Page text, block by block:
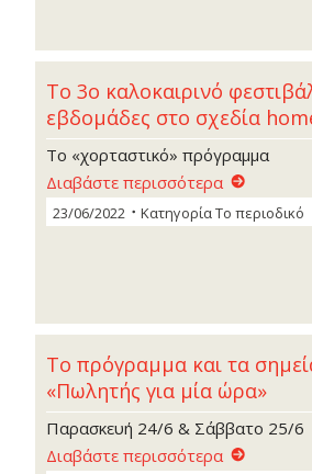
Το 3ο καλοκαιρινό
εβδομάδες στο σχεδία
Το «χορταστικό» πρόγραμμα
Διαβάστε περισσότερα
23/06/2022 ΚατηγορίαΤο περιοδικό
Το πρόγραμμα και τα
«Πωλητής για μία ώρα»
Παρασκευή 24/6 & Σάββατο 25/6
Διαβάστε περισσότερα